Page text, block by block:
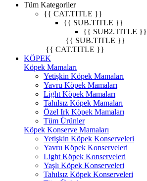
Tüm Kategoriler
{{ CAT.TITLE }}
{{ SUB.TITLE }}
{{ SUB2.TITLE }}
{{ SUB.TITLE }}
{{ CAT.TITLE }}
KÖPEK
Köpek Mamaları
Yetişkin Köpek Mamaları
Yavru Köpek Mamaları
Light Köpek Mamaları
Tahılsız Köpek Mamaları
Özel Irk Köpek Mamaları
Tüm Ürünler
Köpek Konserve Mamaları
Yetişkin Köpek Konserveleri
Yavru Köpek Konserveleri
Light Köpek Konserveleri
Yaşlı Köpek Konserveleri
Tahılsız Köpek Konserveleri